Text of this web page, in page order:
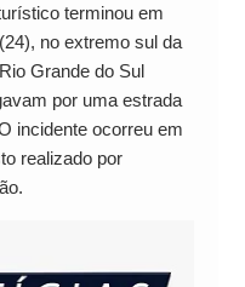
terminou em
no extremo sul da
Grande do Sul
por uma estrada
incidente ocorreu em
realizado por